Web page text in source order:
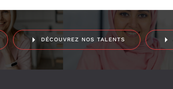
DÉCOUVREZ NOS TALENTS